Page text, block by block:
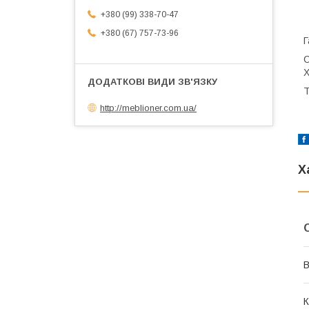
+380 (99) 338-70-47
+380 (67) 757-73-96
http://meblioner.com.ua/